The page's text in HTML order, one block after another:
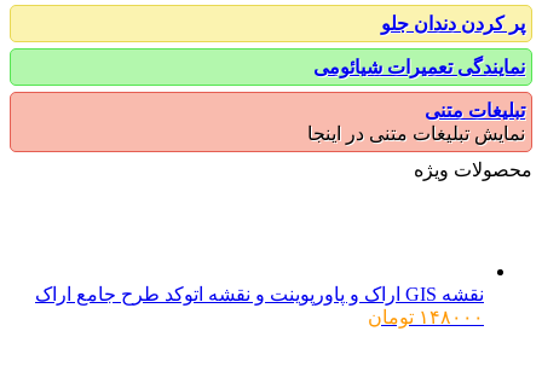
دندان جلو
تعمیرات شیائومی
متنی
تبلیغات متنی در اینجا
ویژه
نقشه GIS اراک و پاورپوینت و نقشه اتوکد طرح جامع اراک
۱۴۸۰۰۰ تومان